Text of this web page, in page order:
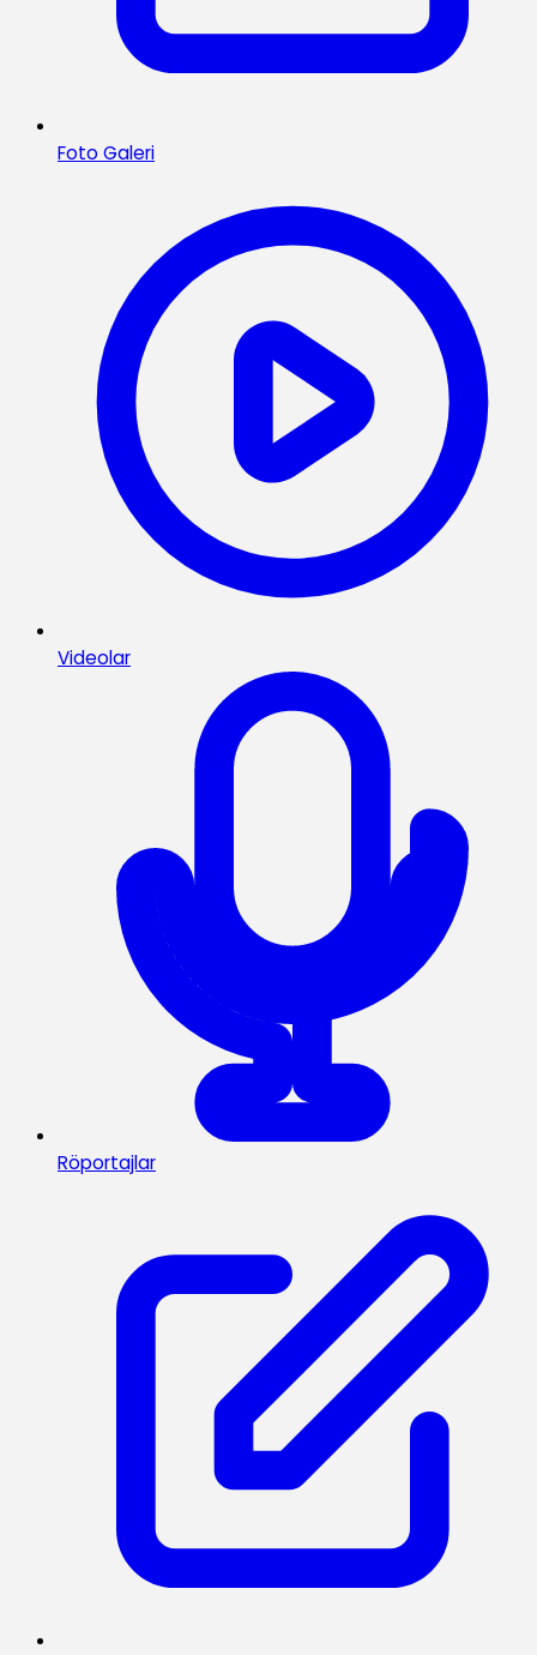
Foto Galeri
Videolar
Röportajlar